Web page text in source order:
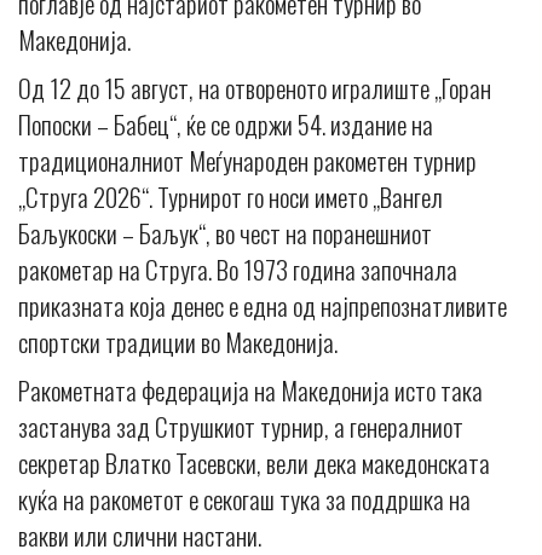
Македонија.
Од 12 до 15 август, на отвореното игралиште „Горан
Попоски – Бабец“, ќе се одржи 54. издание на
традиционалниот Меѓународен ракометен турнир
„Струга 2026“. Турнирот го носи името „Вангел
Баљукоски – Баљук“, во чест на поранешниот
ракометар на Струга. Во 1973 година започнала
приказната која денес е една од најпрепознатливите
спортски традиции во Македонија.
Ракометната федерација на Македонија исто така
застанува зад Струшкиот турнир, а генералниот
секретар Влатко Тасевски, вели дека македонската
куќа на ракометот е секогаш тука за поддршка на
вакви или слични настани.